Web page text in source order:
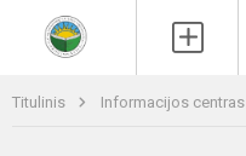
Titulinis Informacijos centras